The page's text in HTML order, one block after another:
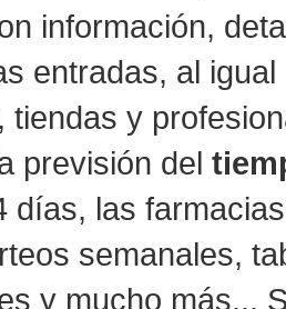
información,
entradas, al
tiendas y
previsión del
días, las
semanales,
y mucho más...